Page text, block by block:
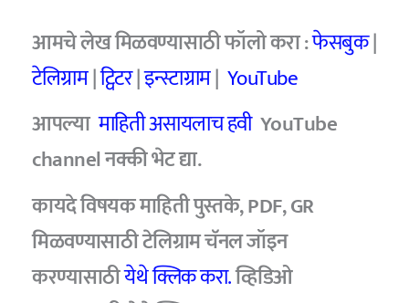
आमचे लेख मिळवण्यासाठी फॉलो करा :फेसबुक|
टेलिग्राम|ट्विटर|इन्स्टाग्राम| YouTube
आपल्यामाहिती असायलाच हवी YouTube
channel नक्की भेट द्या.
कायदे विषयक माहिती पुस्तके, PDF, GR
मिळवण्यासाठी टेलिग्राम चॅनल जॉइन
करण्यासाठीयेथे क्लिक करा.व्हिडिओ